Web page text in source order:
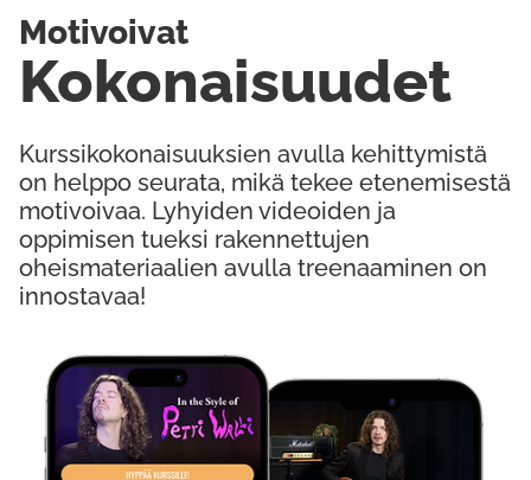
Kurssikokonaisuuksien avulla kehittymistä
on helppo seurata, mikä tekee etenemisestä
motivoivaa. Lyhyiden videoiden ja
oppimisen tueksi rakennettujen
oheismateriaalien avulla treenaaminen on
innostavaa!
Kokonaisuudet
Motivoivat